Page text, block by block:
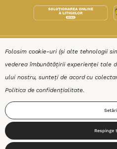
Folosim cookie-uri (și alte tehnologii
vederea îmbunătățirii experienței tale
ului nostru, sunteți de acord cu
Politica de confidențialitate.
Setări
Respinge